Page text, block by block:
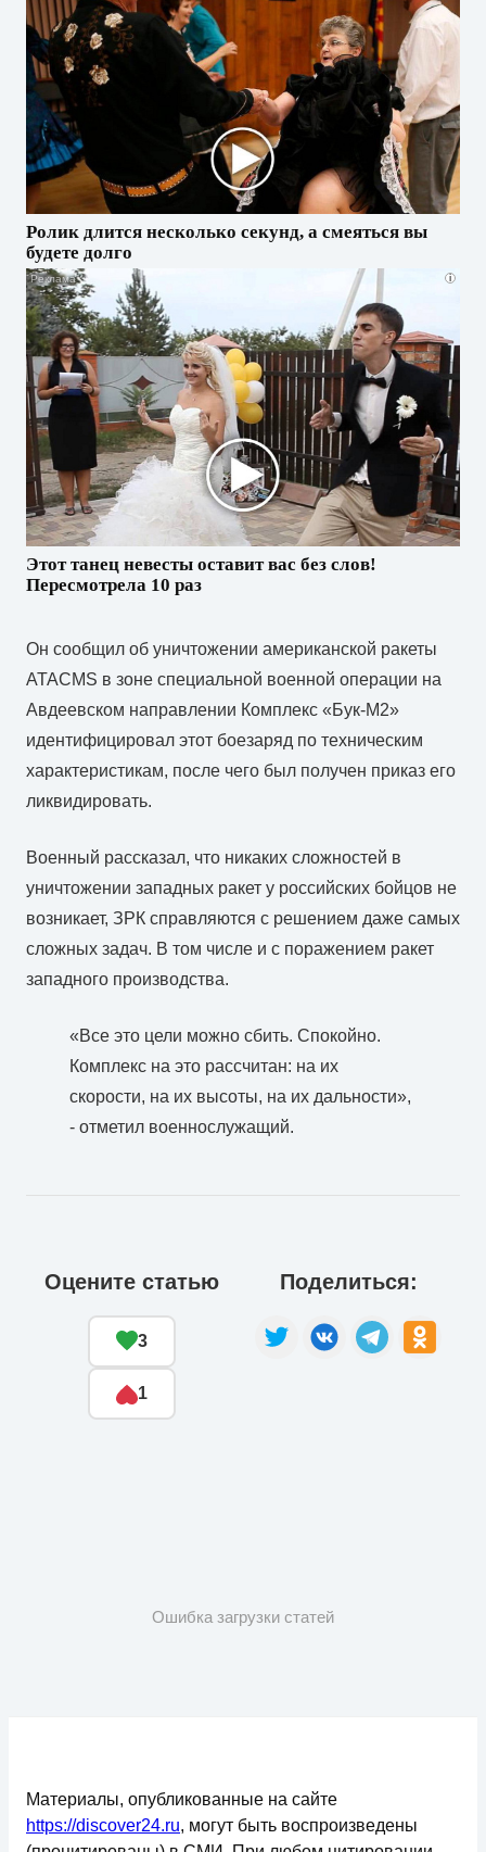
Ролик длится несколько секунд, а смеяться вы
будете долго
i
Этот танец невесты оставит вас без слов!
Пересмотрела 10 раз
Он сообщил об уничтожении американской ракеты
ATACMS в зоне специальной военной операции на
Авдеевском направлении Комплекс «Бук-М2»
идентифицировал этот боезаряд по техническим
характеристикам, после чего был получен приказ его
ликвидировать.
Военный рассказал, что никаких сложностей в
уничтожении западных ракет у российских бойцов не
возникает, ЗРК справляются с решением даже самых
сложных задач. В том числе и с поражением ракет
западного производства.
«Все это цели можно сбить. Спокойно.
Комплекс на это рассчитан: на их
скорости, на их высоты, на их дальности»,
- отметил военнослужащий.
Оцените статью
3
1
Поделиться:
Ошибка загрузки статей
Материалы, опубликованные на сайте
https://discover24.ru, могут быть воспроизведены